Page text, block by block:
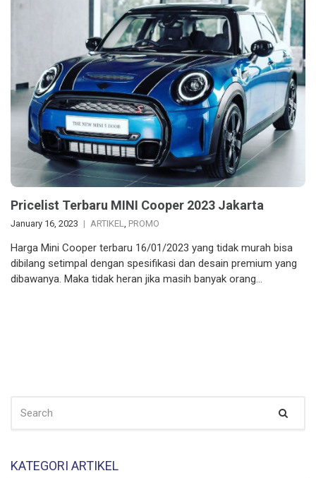
Pricelist Terbaru MINI Cooper 2023 Jakarta
January 16, 2023 ARTIKEL, PROMO
Harga Mini Cooper terbaru 16/01/2023 yang tidak murah bisa
dibilang setimpal dengan spesifikasi dan desain premium yang
dibawanya. Maka tidak heran jika masih banyak orang…
FOR:
KATEGORI ARTIKEL